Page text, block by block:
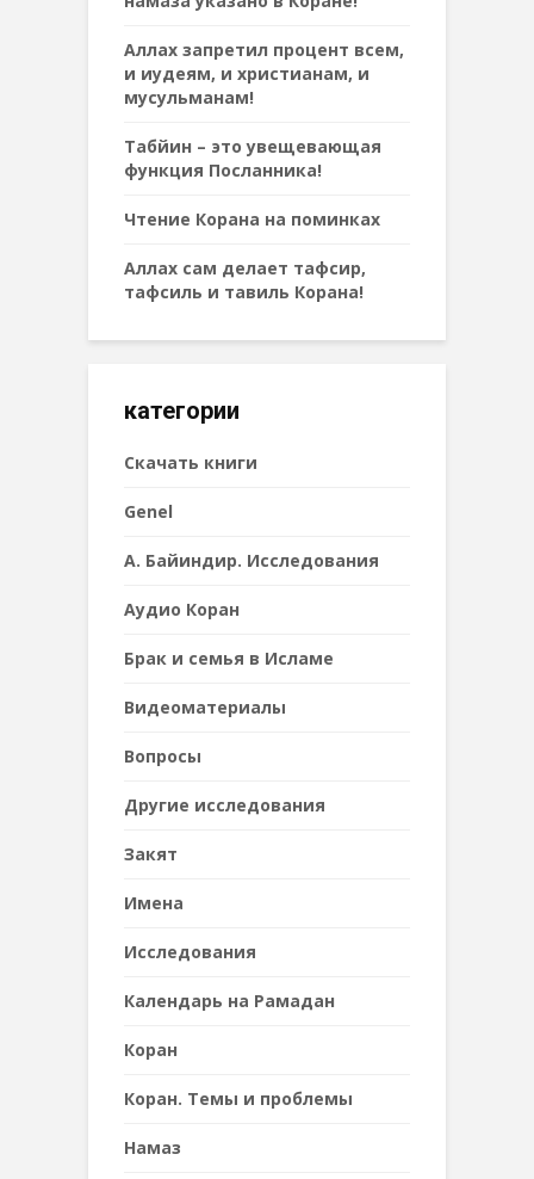
Аллах запретил процент всем,
и иудеям, и христианам, и
мусульманам!
Табйин – это увещевающая
функция Посланника!
Чтение Корана на поминках
Аллах сам делает тафсир,
тафсиль и тавиль Корана!
категории
Cкачать книги
Genel
А. Байиндир. Исследования
Аудио Коран
Брак и семья в Исламе
Видеоматериалы
Вопросы
Другие исследования
Закят
Имена
Исследования
Календарь на Рамадан
Коран
Коран. Темы и проблемы
Намаз